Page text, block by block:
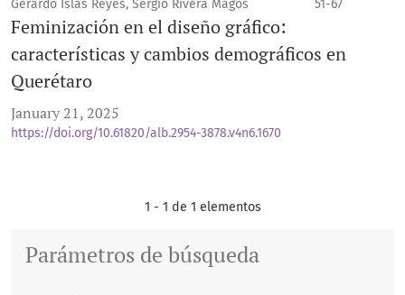
Gerardo Islas Reyes, Sergio Rivera Magos 51-67
Feminización en el diseño gráfico:
características y cambios demográficos en
Querétaro
January 21, 2025
https://doi.org/10.61820/alb.2954-3878.v4n6.1670
1 - 1 de 1 elementos
Parámetros de búsqueda